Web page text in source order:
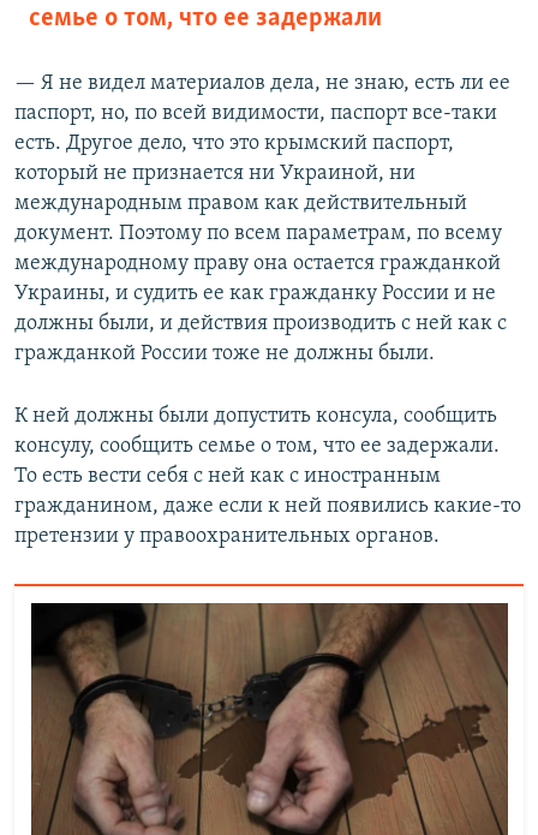
семье о том, что ее задержали
— Я не видел материалов дела, не знаю, есть ли ее
паспорт, но, по всей видимости, паспорт все-таки
есть. Другое дело, что это крымский паспорт,
который не признается ни Украиной, ни
международным правом как действительный
документ. Поэтому по всем параметрам, по всему
международному праву она остается гражданкой
Украины, и судить ее как гражданку России и не
должны были, и действия производить с ней как с
гражданкой России тоже не должны были.
К ней должны были допустить консула, сообщить
консулу, сообщить семье о том, что ее задержали.
То есть вести себя с ней как с иностранным
гражданином, даже если к ней появились какие-то
претензии у правоохранительных органов.